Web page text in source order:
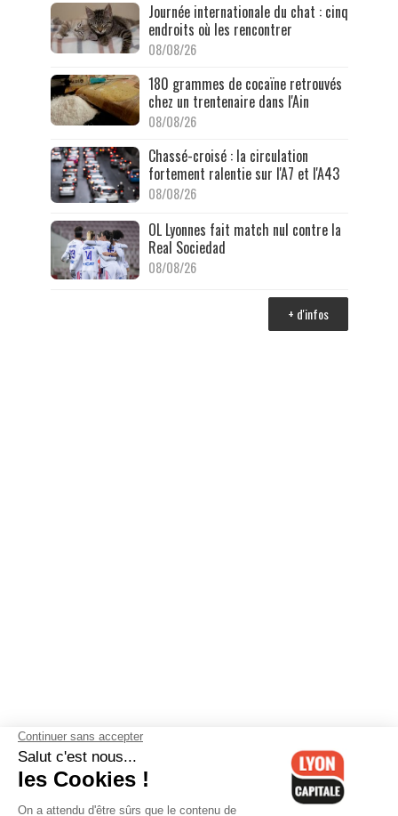
Journée internationale du chat : cinq
endroits où les rencontrer
08/08/26
180 grammes de cocaïne retrouvés
chez un trentenaire dans l'Ain
08/08/26
Chassé-croisé : la circulation
fortement ralentie sur l'A7 et l'A43
08/08/26
OL Lyonnes fait match nul contre la
Real Sociedad
08/08/26
+ d'infos